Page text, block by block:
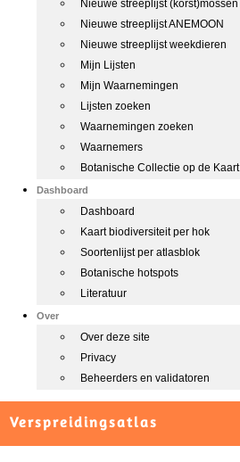
Nieuwe streeplijst (korst)mossen
Nieuwe streeplijst ANEMOON
Nieuwe streeplijst weekdieren
Mijn Lijsten
Mijn Waarnemingen
Lijsten zoeken
Waarnemingen zoeken
Waarnemers
Botanische Collectie op de Kaart
Dashboard
Dashboard
Kaart biodiversiteit per hok
Soortenlijst per atlasblok
Botanische hotspots
Literatuur
Over
Over deze site
Privacy
Beheerders en validatoren
Verspreidingsatlas